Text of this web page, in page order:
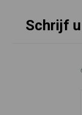
Schrijf